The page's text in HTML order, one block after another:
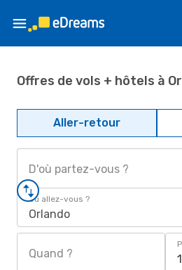
Offres de vols + hôtels à
Aller-retour
D'où partez-vous ?
Où allez-vous ?
Orlando
Quand ?